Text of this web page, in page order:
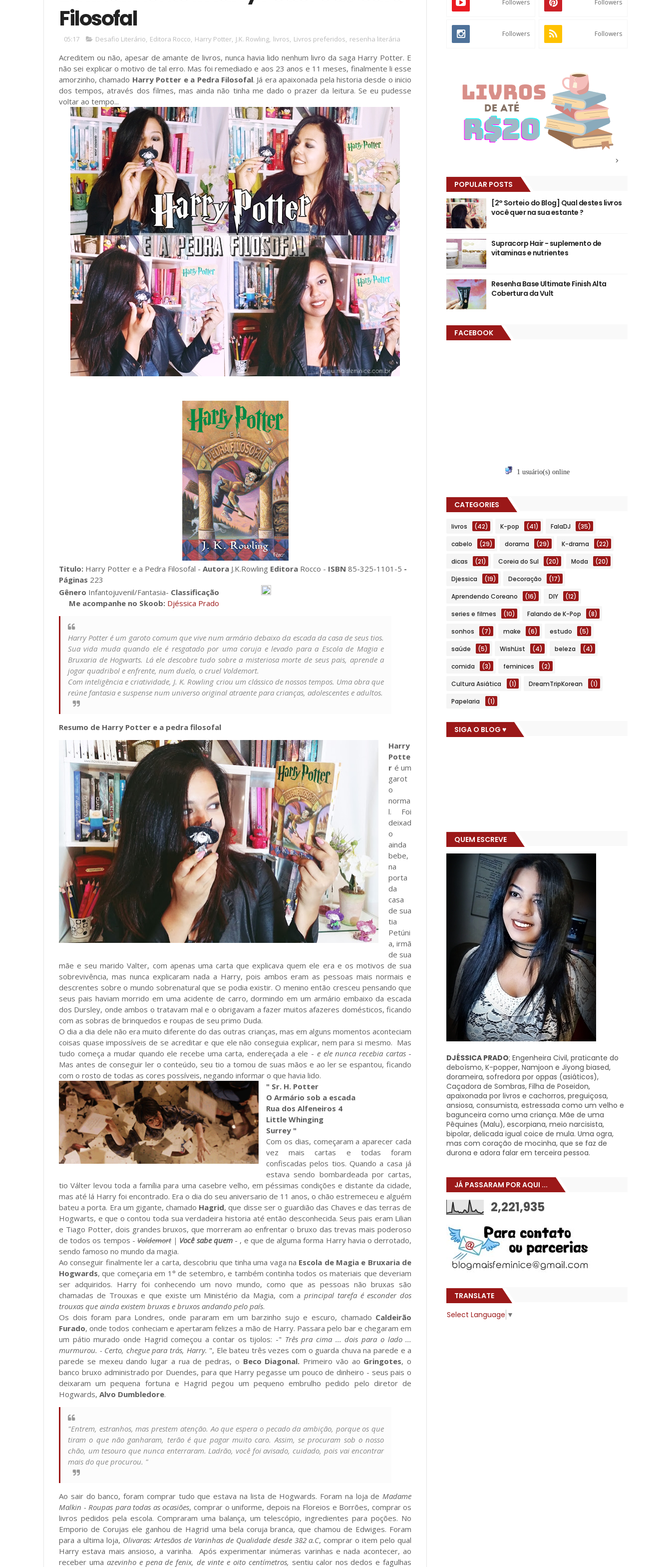
Filosofal
05:17 Desafio Literário, Editora Rocco, Harry Potter, J.K. Rowling, livros, Livros preferidos, resenha literária
Acreditem ou não, apesar de amante de livros, nunca havia lido nenhum livro da saga Harry Potter. E
não sei explicar o motivo de tal erro. Mas foi remediado e aos 23 anos e 11 meses, finalmente li esse
amorzinho, chamado Harry Potter e a Pedra Filosofal. Já era apaixonada pela historia desde o inicio
dos tempos, através dos filmes, mas ainda não tinha me dado o prazer da leitura. Se eu pudesse
voltar ao tempo...
Titulo: Harry Potter e a Pedra Filosofal - Autora J.K.Rowling Editora Rocco - ISBN 85-325-1101-5 -
Páginas 223
Gênero Infantojuvenil/Fantasia- Classificação
Me acompanhe no Skoob: Djéssica Prado
Harry Potter é um garoto comum que vive num armário debaixo da escada da casa de seus tios.
Sua vida muda quando ele é resgatado por uma coruja e levado para a Escola de Magia e
Bruxaria de Hogwarts. Lá ele descobre tudo sobre a misteriosa morte de seus pais, aprende a
jogar quadribol e enfrente, num duelo, o cruel Voldemort.
Com inteligência e criatividade, J. K. Rowling criou um clássico de nossos tempos. Uma obra que
reúne fantasia e suspense num universo original atraente para crianças, adolescentes e adultos.
Resumo de Harry Potter e a pedra filosofal
Harry
Potte
r é um
garot
o
norma
l. Foi
deixad
o
ainda
bebe,
na
porta
da
casa
de sua
tia
Petúni
a, irmã
de sua
mãe e seu marido Valter, com apenas uma carta que explicava quem ele era e os motivos de sua
sobrevivência, mas nunca explicaram nada a Harry, pois ambos eram as pessoas mais normais e
descrentes sobre o mundo sobrenatural que se podia existir. O menino então cresceu pensando que
seus pais haviam morrido em uma acidente de carro, dormindo em um armário embaixo da escada
dos Dursley, onde ambos o tratavam mal e o obrigavam a fazer muitos afazeres domésticos, ficando
com as sobras de brinquedos e roupas de seu primo Duda.
O dia a dia dele não era muito diferente do das outras crianças, mas em alguns momentos aconteciam
coisas quase impossíveis de se acreditar e que ele não conseguia explicar, nem para si mesmo. Mas
tudo começa a mudar quando ele recebe uma carta, endereçada a ele - e ele nunca recebia cartas -
Mas antes de conseguir ler o conteúdo, seu tio a tomou de suas mãos e ao ler se espantou, ficando
com o rosto de todas as cores possíveis, negando informar o que havia lido.
" Sr. H. Potter
O Armário sob a escada
Rua dos Alfeneiros 4
Little Whinging
Surrey "
Com os dias, começaram a aparecer cada
vez mais cartas e todas foram
confiscadas pelos tios. Quando a casa já
estava sendo bombardeada por cartas,
tio Válter levou toda a família para uma casebre velho, em péssimas condições e distante da cidade,
mas até lá Harry foi encontrado. Era o dia do seu aniversario de 11 anos, o chão estremeceu e alguém
bateu a porta. Era um gigante, chamado Hagrid, que disse ser o guardião das Chaves e das terras de
Hogwarts, e que o contou toda sua verdadeira historia até então desconhecida. Seus pais eram Lilian
e Tiago Potter, dois grandes bruxos, que morreram ao enfrentar o bruxo das trevas mais poderoso
de todos os tempos -Voldemort| Você sabe quem- , e que de alguma forma Harry havia o derrotado,
sendo famoso no mundo da magia.
Ao conseguir finalmente ler a carta, descobriu que tinha uma vaga na Escola de Magia e Bruxaria de
Hogwards, que começaria em 1° de setembro, e também continha todos os materiais que deveriam
ser adquiridos. Harry foi conhecendo um novo mundo, como que as pessoas não bruxas são
chamadas de Trouxas e que existe um Ministério da Magia, com aprincipal tarefa é esconder dos
trouxas que ainda existem bruxas e bruxos andando pelo país.
Os dois foram para Londres, onde pararam em um barzinho sujo e escuro, chamado Caldeirão
Furado, onde todos conheciam e apertaram felizes a mão de Harry. Passara pelo bar e chegaram em
um pátio murado onde Hagrid começou a contar os tijolos: -" Três pra cima ... dois para o lado ...
murmurou. - Certo, chegue para trás, Harry. ", Ele bateu três vezes com o guarda chuva na parede e a
parede se mexeu dando lugar a rua de pedras, o Beco Diagonal. Primeiro vão ao Gringotes, o
banco bruxo administrado por Duendes, para que Harry pegasse um pouco de dinheiro - seus pais o
deixaram um pequena fortuna e Hagrid pegou um pequeno embrulho pedido pelo diretor de
Hogwards, Alvo Dumbledore.
"Entrem, estranhos, mas prestem atenção. Ao que espera o pecado da ambição, porque os que
tiram o que não ganharam, terão é que pagar muito caro. Assim, se procuram sob o nosso
chão, um tesouro que nunca enterraram. Ladrão, você foi avisado, cuidado, pois vai encontrar
mais do que procurou. "
Ao sair do banco, foram comprar tudo que estava na lista de Hogwards. Foram na loja deMadame
Malkin - Roupas para todas as ocasiões, comprar o uniforme, depois na Floreios e Borrões, comprar os
livros pedidos pela escola. Compraram uma balança, um telescópio, ingredientes para poções. No
Emporio de Corujas ele ganhou de Hagrid uma bela coruja branca, que chamou de Edwiges. Foram
para a ultima loja, Olivaras: Artesãos de Varinhas de Qualidade desde 382 a.C, comprar o item pelo qual
Harry estava mais ansioso, a varinha. Após experimentar inúmeras varinhas e nada acontecer, ao
receber uma azevinho e pena de fenix, de vinte e oito centímetros, sentiu calor nos dedos e fagulhas
Followers Followers
Followers Followers
>
POPULAR POSTS
[2° Sorteio do Blog] Qual destes livros
você quer na sua estante ?
Supracorp Hair - suplemento de
vitaminas e nutrientes
Resenha Base Ultimate Finish Alta
Cobertura da Vult
FACEBOOK
1 usuário(s) online
CATEGORIES
livros (42) K-pop (41) FalaDJ (35)
cabelo (29) dorama (29) K-drama (22)
dicas (21) Coreia do Sul (20) Moda (20)
Djessica (19) Decoração (17)
Aprendendo Coreano (16) DIY (12)
series e filmes (10) Falando de K-Pop (8)
sonhos (7) make (6) estudo (5)
saúde (5) WishList (4) beleza (4)
comida (3) feminices (2)
Cultura Asiática (1) DreamTripKorean (1)
Papelaria (1)
SIGA O BLOG ♥
QUEM ESCREVE
DJÉSSICA PRADO; Engenheira Civil, praticante do
deboísmo, K-popper, Namjoon e Jiyong biased,
dorameira, sofredora por oppas (asiáticos),
Caçadora de Sombras, Filha de Poseidon,
apaixonada por livros e cachorros, preguiçosa,
ansiosa, consumista, estressada como um velho e
bagunceira como uma criança. Mãe de uma
Pêquines (Malu), escorpiana, meio narcisista,
bipolar, delicada igual coice de mula. Uma ogra,
mas com coração de mocinha, que se faz de
durona e adora falar em terceira pessoa.
JÁ PASSARAM POR AQUI ...
2,221,935
TRANSLATE
Select Language ▼